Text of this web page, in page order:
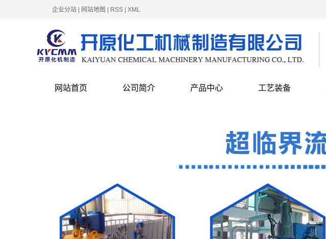
企业分站 网站地图 RSS XML
网站首页 公司简介 产品中心 工艺装备